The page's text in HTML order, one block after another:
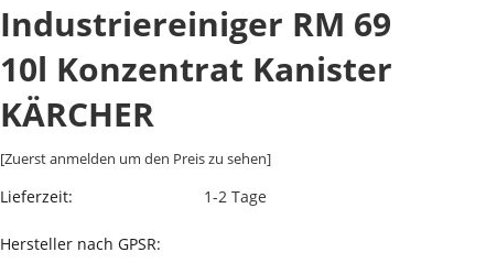
Industriereiniger RM 69
10l Konzentrat Kanister
KÄRCHER
[Zuerst anmelden um den Preis zu sehen]
Lieferzeit: 1-2 Tage
Hersteller nach GPSR: